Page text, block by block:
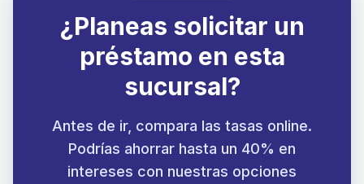
¿Planeas solicitar un
préstamo en esta
sucursal?
Antes de ir, compara las tasas online.
Podrías ahorrar hasta un 40% en
intereses con nuestras opciones